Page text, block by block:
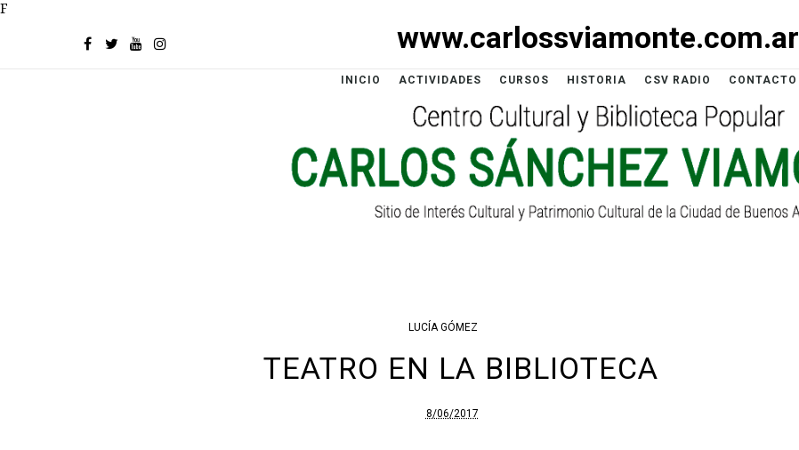
F
www.carlossviamonte.com.ar
INICIO ACTIVIDADES CURSOS HISTORIA CSV RADIO CONTACTO
LUCÍA GÓMEZ
TEATRO EN LA BIBLIOTECA
8/06/2017